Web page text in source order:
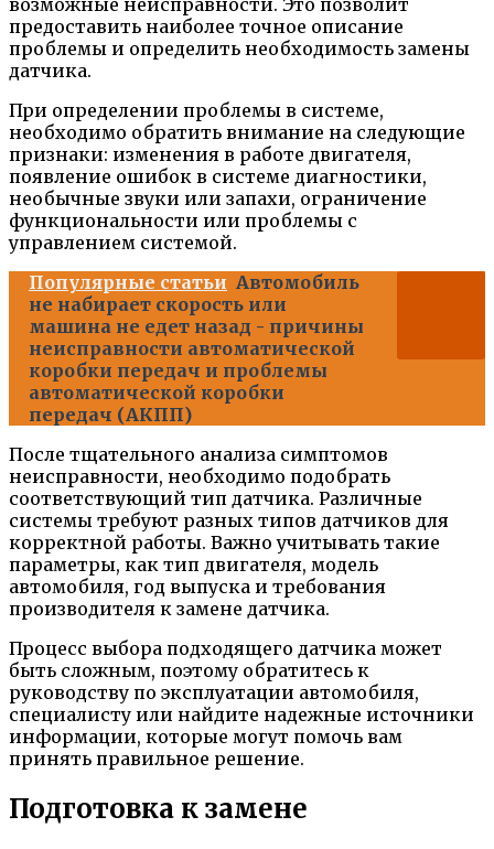
возможные неисправности. Это позволит
предоставить наиболее точное описание
проблемы и определить необходимость замены
датчика.
При определении проблемы в системе,
необходимо обратить внимание на следующие
признаки: изменения в работе двигателя,
появление ошибок в системе диагностики,
необычные звуки или запахи, ограничение
функциональности или проблемы с
управлением системой.
Популярные статьи Автомобиль
не набирает скорость или
машина не едет назад - причины
неисправности автоматической
коробки передач и проблемы
автоматической коробки
передач (АКПП)
После тщательного анализа симптомов
неисправности, необходимо подобрать
соответствующий тип датчика. Различные
системы требуют разных типов датчиков для
корректной работы. Важно учитывать такие
параметры, как тип двигателя, модель
автомобиля, год выпуска и требования
производителя к замене датчика.
Процесс выбора подходящего датчика может
быть сложным, поэтому обратитесь к
руководству по эксплуатации автомобиля,
специалисту или найдите надежные источники
информации, которые могут помочь вам
принять правильное решение.
Подготовка к замене